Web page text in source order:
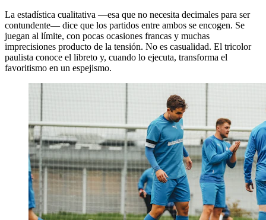
La estadística cualitativa —esa que no necesita decimales para ser
contundente— dice que los partidos entre ambos se encogen. Se
juegan al límite, con pocas ocasiones francas y muchas
imprecisiones producto de la tensión. No es casualidad. El tricolor
paulista conoce el libreto y, cuando lo ejecuta, transforma el
favoritismo en un espejismo.